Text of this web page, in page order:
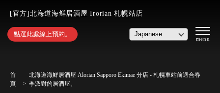
[官方]北海道海鲜居酒屋 Irorian 札幌站店
點選此處線上預約。
首
頁
北海道海鮮居酒屋 Alorian Sapporo Ekimae 分店 - 札幌車站前適合春
季派對的居酒屋。